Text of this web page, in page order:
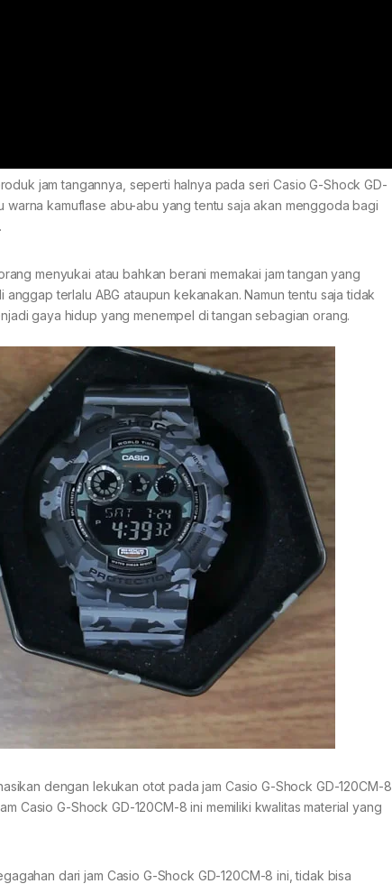
jam tangannya, seperti halnya pada seri Casio G-Shock GD-
kamuflase abu-abu yang tentu saja akan menggoda bagi
menyukai atau bahkan berani memakai jam tangan yang
terlalu ABG ataupun kekanakan. Namun tentu saja tidak
gaya hidup yang menempel di tangan sebagian orang.
dengan lekukan otot pada jam Casio G-Shock GD-120CM-8
Casio G-Shock GD-120CM-8 ini memiliki kwalitas material yang
dari jam Casio G-Shock GD-120CM-8 ini, tidak bisa